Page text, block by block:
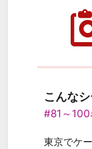
こんな
#81～100
東京でケ